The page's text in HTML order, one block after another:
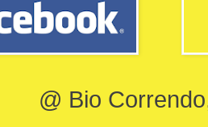
@ Bio